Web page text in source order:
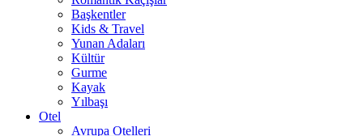
Başkentler
Kids & Travel
Yunan Adaları
Kültür
Gurme
Kayak
Yılbaşı
Otel
Avrupa Otelleri